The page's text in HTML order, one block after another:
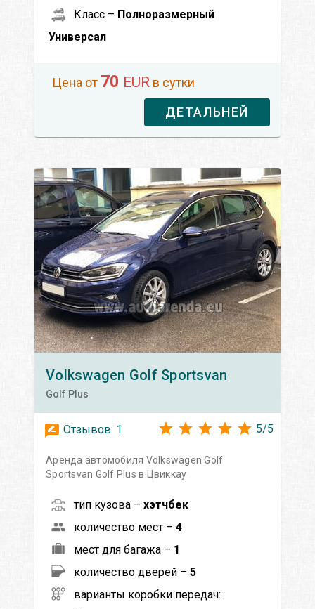
Класс – Полноразмерный
Универсал
Цена от 70 EUR в сутки
ДЕТАЛЬНЕЙ
Volkswagen Golf Sportsvan
Golf Plus
Отзывов: 1 5/5
Аренда автомобиля Volkswagen Golf
Sportsvan Golf Plus в Цвиккау
тип кузова – хэтчбек
количество мест – 4
мест для багажа – 1
количество дверей – 5
варианты коробки передач: